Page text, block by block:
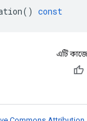
() const
এটি